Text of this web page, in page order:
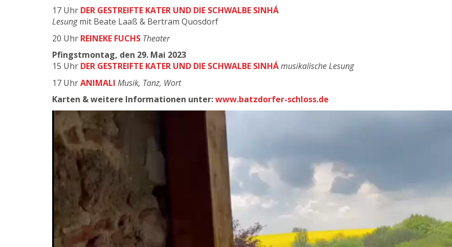
17 Uhr DER GESTREIFTE KATER UND DIE SCHWALBE SINHÁ
Lesungmit Beate Laaß & Bertram Quosdorf
20 Uhr REINEKE FUCHS Theater
Pfingstmontag, den 29. Mai 2023
15 Uhr DER GESTREIFTE KATER UND DIE SCHWALBE SINHÁmusikalische Lesung
17 UhrANIMALI Musik, Tanz, Wort
Karten & weitere Informationen unter:www.batzdorfer-schloss.de